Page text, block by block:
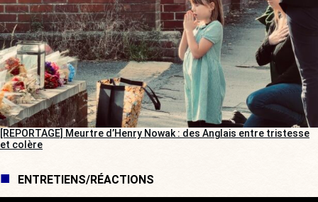
[REPORTAGE] Meurtre d’Henry Nowak : des Anglais entre tristesse
et colère
ENTRETIENS/RÉACTIONS